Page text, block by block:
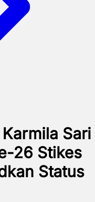
Sari
26 Stikes
Status